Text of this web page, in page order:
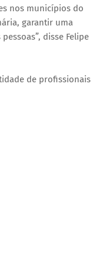
nos municípios do
garantir uma
disse Felipe
de profissionais